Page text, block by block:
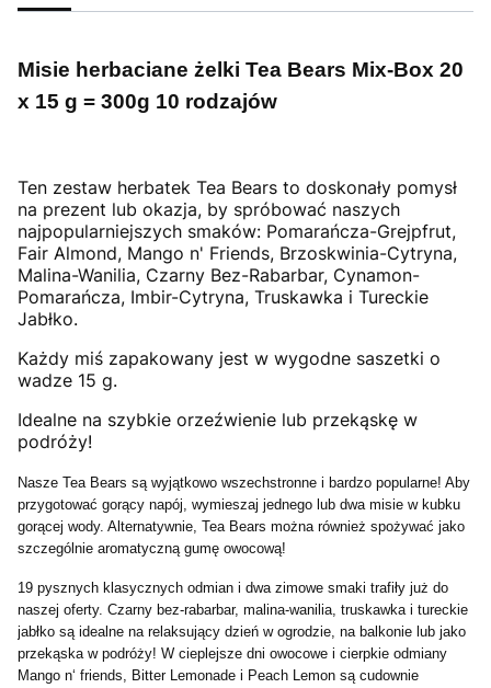
Misie herbaciane żelki Tea Bears Mix-Box 20
x 15 g = 300g 10 rodzajów
Ten zestaw herbatek Tea Bears to doskonały pomysł
na prezent lub okazja, by spróbować naszych
najpopularniejszych smaków: Pomarańcza-Grejpfrut,
Fair Almond, Mango n' Friends, Brzoskwinia-Cytryna,
Malina-Wanilia, Czarny Bez-Rabarbar, Cynamon-
Pomarańcza, Imbir-Cytryna, Truskawka i Tureckie
Jabłko.
Każdy miś zapakowany jest w wygodne saszetki o
wadze 15 g.
Idealne na szybkie orzeźwienie lub przekąskę w
podróży!
Nasze Tea Bears są wyjątkowo wszechstronne i bardzo popularne! Aby
przygotować gorący napój, wymieszaj jednego lub dwa misie w kubku
gorącej wody. Alternatywnie, Tea Bears można również spożywać jako
szczególnie aromatyczną gumę owocową!
19 pysznych klasycznych odmian i dwa zimowe smaki trafiły już do
naszej oferty. Czarny bez-rabarbar, malina-wanilia, truskawka i tureckie
jabłko są idealne na relaksujący dzień w ogrodzie, na balkonie lub jako
przekąska w podróży! W cieplejsze dni owocowe i cierpkie odmiany
Mango n‘ friends, Bitter Lemonade i Peach Lemon są cudownie